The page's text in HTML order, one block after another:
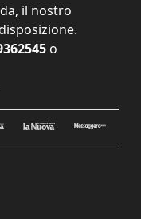
il nostro
o